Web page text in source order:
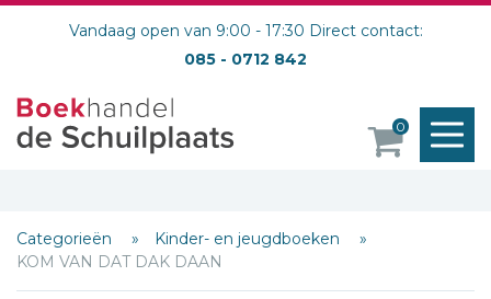
Vandaag open van 9:00 - 17:30 Direct contact:
085 - 0712 842
0
Categorieën
Kinder- en jeugdboeken
KOM VAN DAT DAK DAAN